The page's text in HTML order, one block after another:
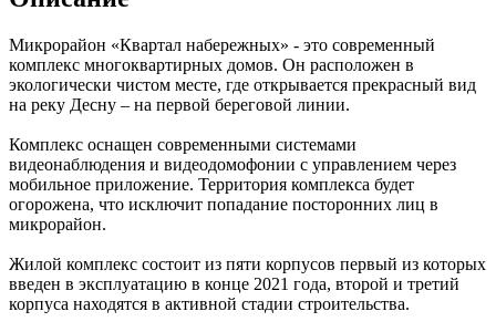
Микрорайон «Квартал набережных» - это современный
комплекс многоквартирных домов. Он расположен в
экологически чистом месте, где открывается прекрасный вид
на реку Десну – на первой береговой линии.
Комплекс оснащен современными системами
видеонаблюдения и видеодомофонии с управлением через
мобильное приложение. Территория комплекса будет
огорожена, что исключит попадание посторонних лиц в
микрорайон.
Жилой комплекс состоит из пяти корпусов первый из которых
введен в эксплуатацию в конце 2021 года, второй и третий
корпуса находятся в активной стадии строительства.